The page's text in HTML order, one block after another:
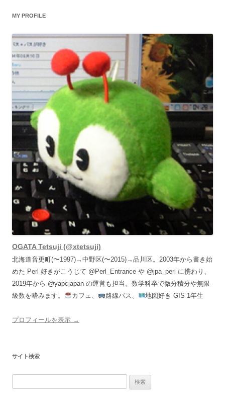
MY PROFILE
OGATA Tetsuji (@xtetsuji)
北海道音更町(〜1997)→中野区(〜2015)→品川区。2003年から書き始
めた Perl 好きがこうじて @Perl_Entrance や @jpa_perl に携わり、
2019年から @yapcjapan の運営も担当。数学科卒で微分積分や無限
級数を嗜みます。
カフェ、 路線バス、 地図好き GIS 1年生
プロフィールを表示 →
サイト検索